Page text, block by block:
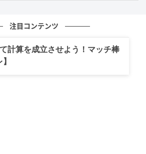
注目コンテンツ
計算を成立させよう！マッチ棒